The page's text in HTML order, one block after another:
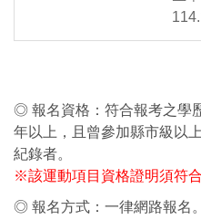
◎ 報名資格：符合報考之學
年以上，且曾參加縣市級以
紀錄者。
※該運動項目資格證明須符
◎ 報名方式：一律網路報名